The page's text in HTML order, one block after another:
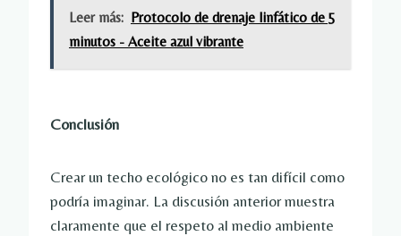
Leer más: Protocolo de drenaje linfático de 5
minutos - Aceite azul vibrante
Conclusión
Crear un techo ecológico no es tan difícil como
podría imaginar. La discusión anterior muestra
claramente que el respeto al medio ambiente